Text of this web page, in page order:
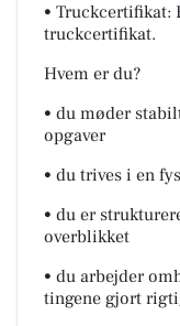
• Truckcertifikat:
truckcertifikat.
Hvem er du?
• du møder
opgaver
• du trives i en
• du er
overblikket
• du arbejder
tingene gjort